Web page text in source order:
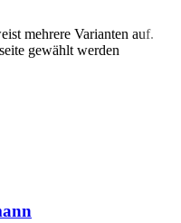
mehrere Varianten auf.
gewählt werden